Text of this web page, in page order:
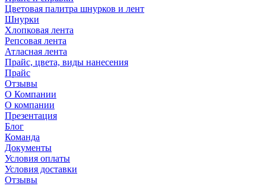
Цветовая палитра шнурков и лент
Шнурки
Хлопковая лента
Репсовая лента
Атласная лента
Прайс, цвета, виды нанесения
Прайс
Отзывы
О Компании
О компании
Презентация
Блог
Команда
Документы
Условия оплаты
Условия доставки
Отзывы